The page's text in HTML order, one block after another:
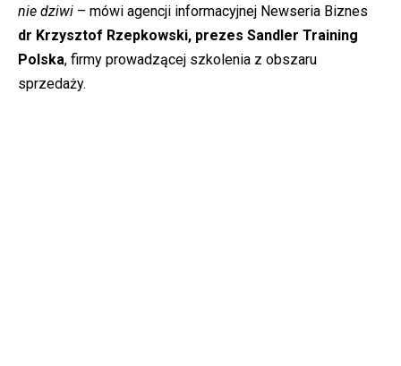
nie dziwi – mówi agencji informacyjnej Newseria Biznes
dr Krzysztof Rzepkowski, prezes Sandler Training
Polska, firmy prowadzącej szkolenia z obszaru
sprzedaży.